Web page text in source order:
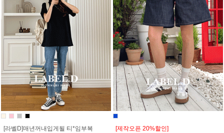
[라벨D]매년꺼내입게될 티*임부복
[제작오픈 20%할인]